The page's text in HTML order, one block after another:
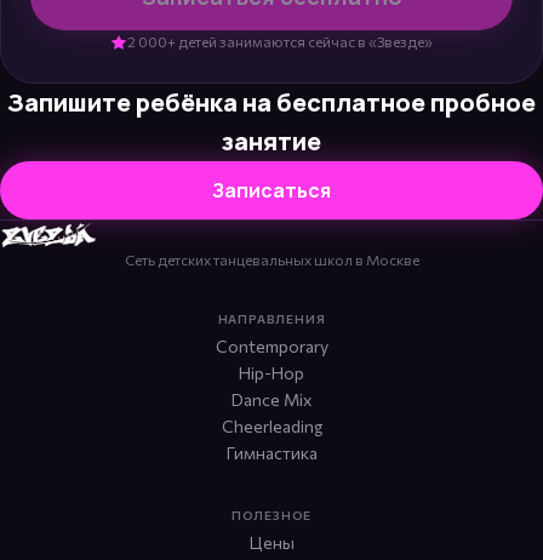
2 000+ детей занимаются сейчас в «Звезде»
Запишите ребёнка на бесплатное пробное
занятие
Записаться
Сеть детских танцевальных школ в Москве
НАПРАВЛЕНИЯ
Contemporary
Hip-Hop
Dance Mix
Cheerleading
Гимнастика
ПОЛЕЗНОЕ
Цены